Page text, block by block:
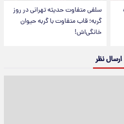
سلفی متفاوت حدیثه تهرانی در روز
گربه؛ قاب متفاوت با گربه حیوان
خانگی‌اش!
ارسال نظر